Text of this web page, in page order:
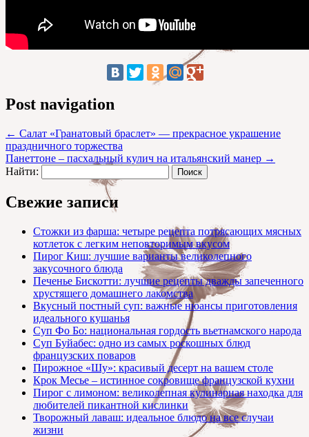
Post navigation
← Салат «Гранатовый браслет» — прекрасное украшение
праздничного торжества
Панеттоне – пасхальный кулич на итальянский манер →
Найти:
Свежие записи
Стожки из фарша: четыре рецепта потрясающих мясных
котлеток с легким неповторимым вкусом
Пирог Киш: лучшие варианты великолепного
закусочного блюда
Печенье Бискотти: лучшие рецепты дважды запеченного
хрустящего домашнего лакомства
Вкусный постный суп: важные нюансы приготовления
идеального кушанья
Суп Фо Бо: национальная гордость вьетнамского народа
Суп Буйабес: одно из самых роскошных блюд
французских поваров
Пирожное «Шу»: красивый десерт на вашем столе
Крок Месье – истинное сокровище французской кухни
Пирог с лимоном: великолепная кулинарная находка для
любителей пикантной кислинки
Творожный лаваш: идеальное блюдо на все случаи
жизни